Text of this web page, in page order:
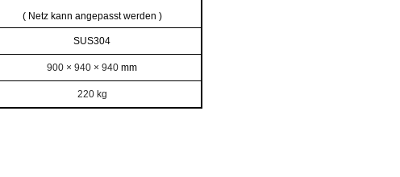
( Netz kann angepasst werden )
SUS304
900 × 940 × 940 mm
220 kg